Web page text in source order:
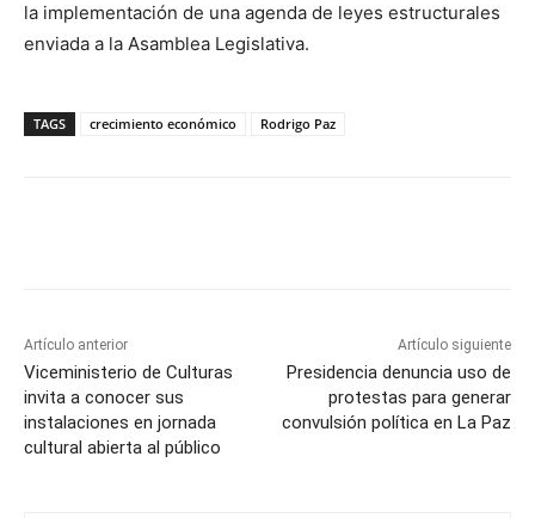
la implementación de una agenda de leyes estructurales
enviada a la Asamblea Legislativa.
TAGS crecimiento económico Rodrigo Paz
Artículo anterior
Viceministerio de Culturas
invita a conocer sus
instalaciones en jornada
cultural abierta al público
Artículo siguiente
Presidencia denuncia uso de
protestas para generar
convulsión política en La Paz